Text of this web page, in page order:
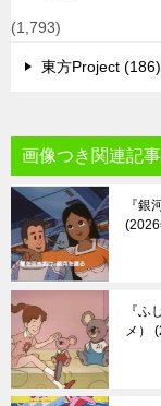
(1,793)
東方Project (186)
画像つき関連記事
『銀
『ふ
メ）